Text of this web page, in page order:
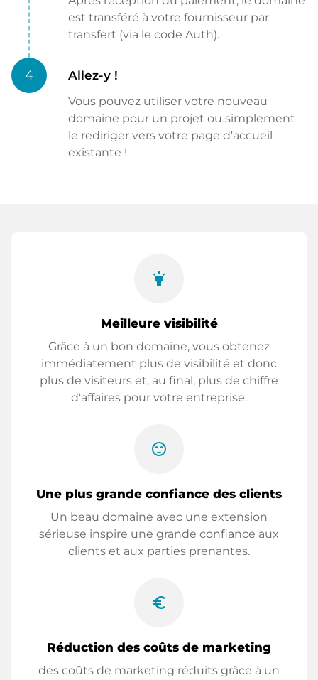
est transféré à votre fournisseur par
transfert (via le code Auth).
4 Allez-y !
Vous pouvez utiliser votre nouveau
domaine pour un projet ou simplement
le rediriger vers votre page d'accueil
existante !
highlight
Meilleure visibilité
Grâce à un bon domaine, vous obtenez
immédiatement plus de visibilité et donc
plus de visiteurs et, au final, plus de chiffre
d'affaires pour votre entreprise.
sentiment_satisfied
Une plus grande confiance des clients
Un beau domaine avec une extension
sérieuse inspire une grande confiance aux
clients et aux parties prenantes.
euro_symbol
Réduction des coûts de marketing
des coûts de marketing réduits grâce à un